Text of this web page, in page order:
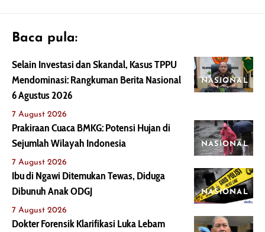
Baca pula:
NASIONAL
Selain Investasi dan Skandal, Kasus TPPU
Mendominasi: Rangkuman Berita Nasional
6 Agustus 2026
7 August 2026
NASIONAL
Prakiraan Cuaca BMKG: Potensi Hujan di
Sejumlah Wilayah Indonesia
7 August 2026
NASIONAL
Ibu di Ngawi Ditemukan Tewas, Diduga
Dibunuh Anak ODGJ
7 August 2026
Dokter Forensik Klarifikasi Luka Lebam